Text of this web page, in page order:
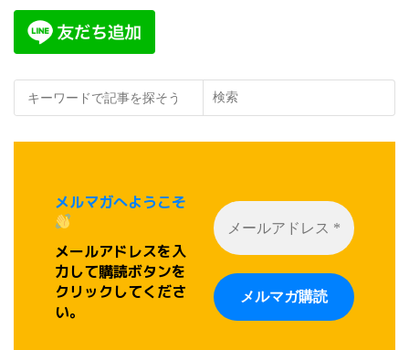
検索
メルマガへようこそ
メールアドレスを入
力して購読ボタンを
クリックしてくださ
い。